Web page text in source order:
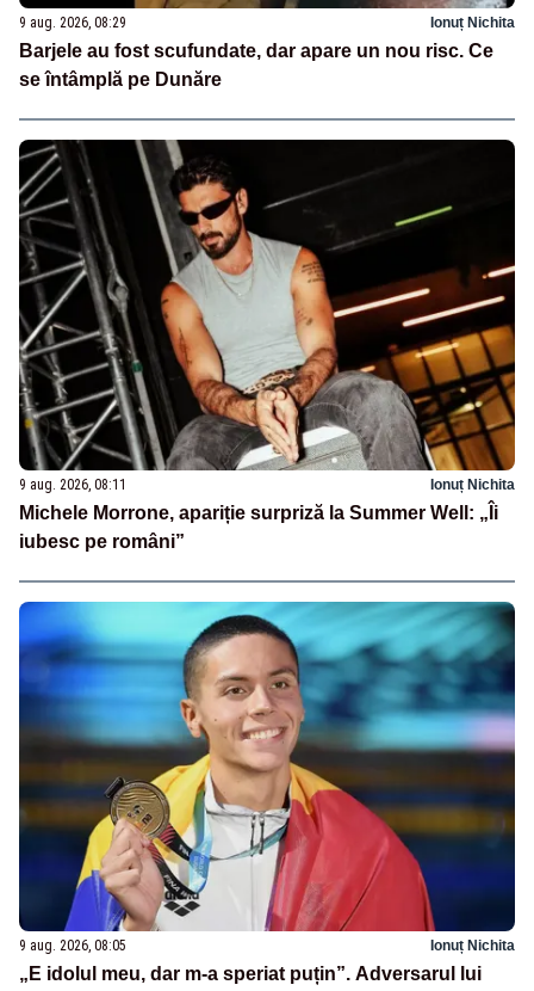
9 aug. 2026, 08:29 Ionuț Nichita
Barjele au fost scufundate, dar apare un nou risc. Ce
se întâmplă pe Dunăre
9 aug. 2026, 08:11 Ionuț Nichita
Michele Morrone, apariție surpriză la Summer Well: „Îi
iubesc pe români”
9 aug. 2026, 08:05 Ionuț Nichita
„E idolul meu, dar m-a speriat puțin”. Adversarul lui